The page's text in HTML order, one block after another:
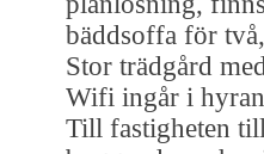
bäddsoffa för
Stor trädgård
Wifi ingår i
Till fastigheten